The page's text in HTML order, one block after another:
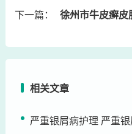
下一篇：
徐州市牛皮癣皮
相关文章
严重银屑病护理 严重